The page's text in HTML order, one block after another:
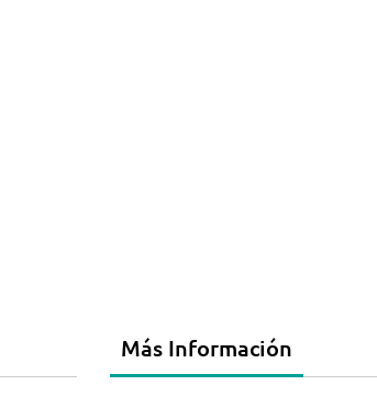
Más Información